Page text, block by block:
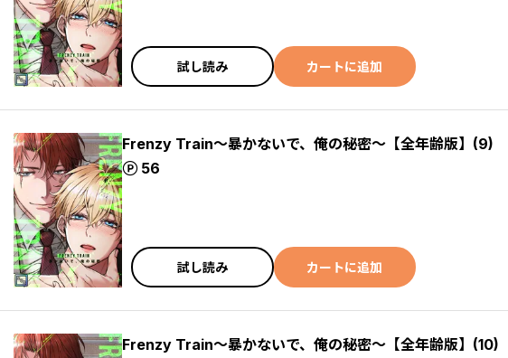
試し読み カートに追加
Frenzy Train～暴かないで、俺の秘密～【全年齢版】(9)
56
ポイント
試し読み カートに追加
Frenzy Train～暴かないで、俺の秘密～【全年齢版】(10)